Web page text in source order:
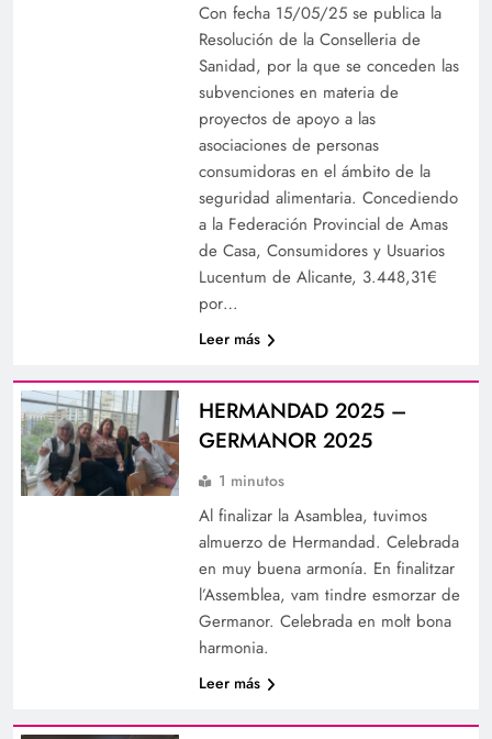
Con fecha 15/05/25 se publica la
Resolución de la Conselleria de
Sanidad, por la que se conceden las
subvenciones en materia de
proyectos de apoyo a las
asociaciones de personas
consumidoras en el ámbito de la
seguridad alimentaria. Concediendo
a la Federación Provincial de Amas
de Casa, Consumidores y Usuarios
Lucentum de Alicante, 3.448,31€
por…
Leer más
HERMANDAD 2025 –
GERMANOR 2025
1 minutos
Al finalizar la Asamblea, tuvimos
almuerzo de Hermandad. Celebrada
en muy buena armonía. En finalitzar
l’Assemblea, vam tindre esmorzar de
Germanor. Celebrada en molt bona
harmonia.
Leer más